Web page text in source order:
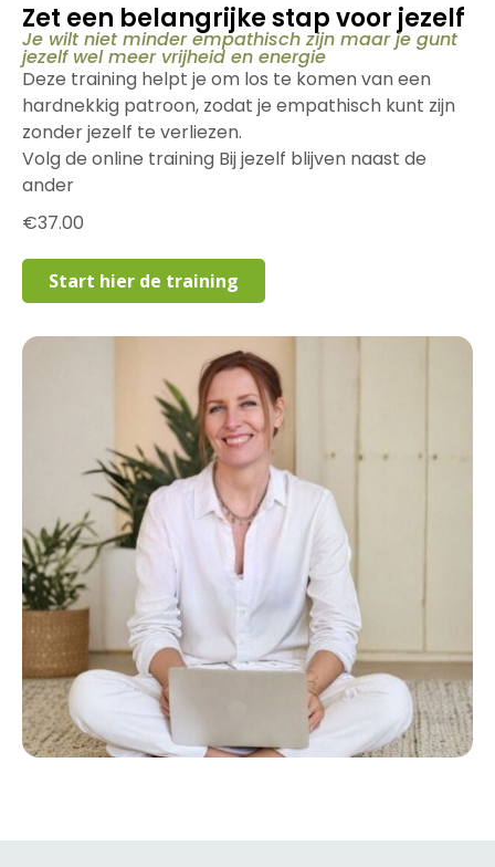
Zet een belangrijke stap voor jezelf
Je wilt niet minder empathisch zijn maar je gunt
jezelf wel meer vrijheid en energie
Deze training helpt je om los te komen van een
hardnekkig patroon, zodat je empathisch kunt zijn
zonder jezelf te verliezen.
Volg de online training Bij jezelf blijven naast de
ander
€37.00
Start hier de training